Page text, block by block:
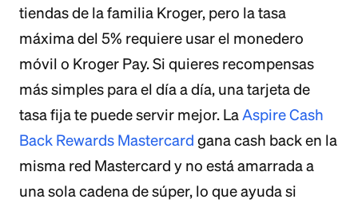
tiendas de la familia Kroger, pero la tasa
máxima del 5% requiere usar el monedero
móvil o Kroger Pay. Si quieres recompensas
más simples para el día a día, una tarjeta de
tasa fija te puede servir mejor. LaAspire Cash
Back Rewards Mastercard gana cash back en la
misma red Mastercard y no está amarrada a
una sola cadena de súper, lo que ayuda si